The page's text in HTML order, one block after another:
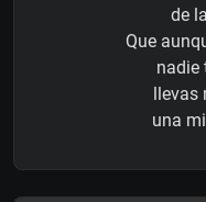
de
Que
nadie
llevas
una